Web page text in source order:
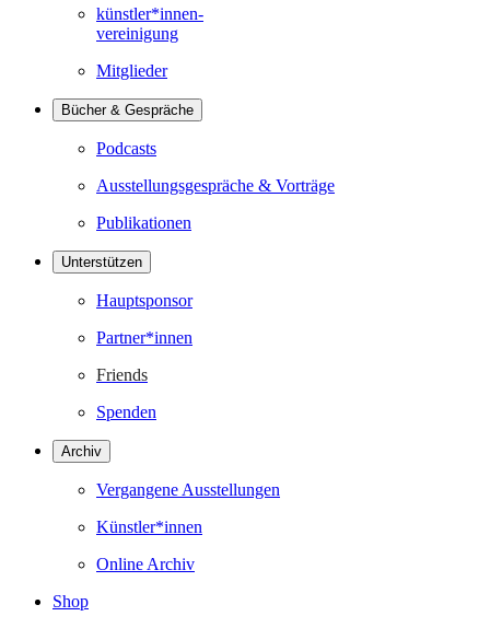
künstler*innen-
vereinigung
Mitglieder
Bücher & Gespräche
Podcasts
Ausstellungsgespräche & Vorträge
Publikationen
Unterstützen
Hauptsponsor
Partner*innen
Friends
Spenden
Archiv
Vergangene Ausstellungen
Künstler*innen
Online Archiv
Shop